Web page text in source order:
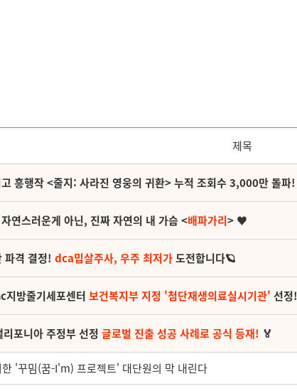
제목
흥행작 <줄지: 사라진 영웅의 귀환> 누적 조회수 3,000만 돌파!
연스러운게 아닌, 진짜 자연의 내 가슴 <배파가리> ♥
파격 결정! dca밉살주사, 우주 최저가도전합니다🪐
방줄기세포센터 보건복지부 지정 '첨단재생의료실시기관' 선정!
포니아 주정부 선정 글로벌 진출 성공 사례로 공식 등재! 🏅
'꾸밈(꿈-I'm) 프로젝트' 대단원의 막 내린다